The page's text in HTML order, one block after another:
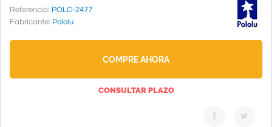
Referencia: POLC-2477
Fabricante: Pololu
COMPRE AHORA
CONSULTAR PLAZO